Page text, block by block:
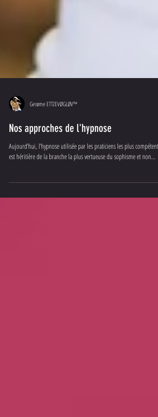
Gerøme ETTZEVØGLØV™
Nos approches de l'hypnose
est héritière de la branche la plus vertueuse du sophisme et non...